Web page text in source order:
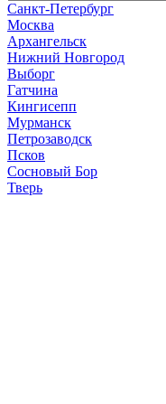
Санкт-Петербург
Москва
Архангельск
Нижний Новгород
Выборг
Гатчина
Кингисепп
Мурманск
Петрозаводск
Псков
Сосновый Бор
Тверь